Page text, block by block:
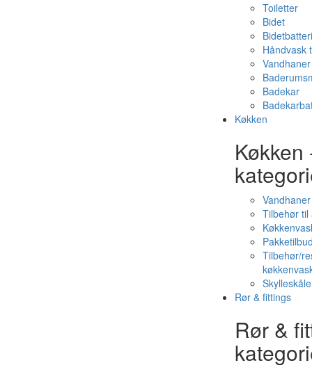
Toiletter
Bidet
Håndvask
Badekar
Køkken
Køkken
Vandhaner
Tilbehør
Tilbehør/
Rør & fittings
Rør &